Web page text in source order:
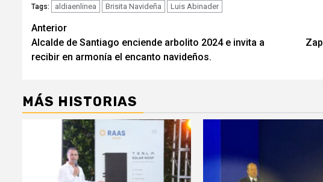
Tags: aldiaenlinea Brisita Navideña Luis Abinader
Navegación
de
Anterior
Alcalde de Santiago enciende arbolito 2024 e invita a
recibir en armonía el encanto navideños.
MÁS HISTORIAS